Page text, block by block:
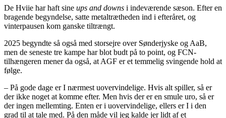
De Hviie har haft sine ups and downs i indeværende sæson. Efter en
bragende begyndelse, satte metaltrætheden ind i efteråret, og
vinterpausen kom ganske tiltrængt.
2025 begyndte så også med storsejre over Sønderjyske og AaB,
men de seneste tre kampe har blot budt på to point, og FCN-
tilhængeren mener da også, at AGF er et temmelig svingende hold at
følge.
– På gode dage er I nærmest uovervindelige. Hvis alt spiller, så er
der ikke noget at komme efter. Men hvis der er en smule uro, så er
der ingen mellemting. Enten er i uovervindelige, ellers er I i den
grad til at tale med. På den måde vil jeg kalde jer lidt af et